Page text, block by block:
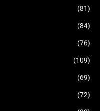
(81)
(84)
(76)
(109)
(69)
(72)